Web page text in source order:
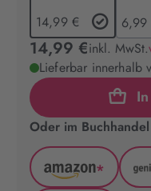
14,99 €
6,99
14,99 €inkl. MwSt.
Lieferbar innerhalb
Oder im
Amazon
*